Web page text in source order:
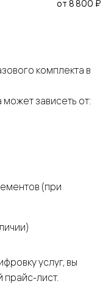
от 8 800 ₽
комплекта в
зависеть от:
(при
услуг, вы
прайс-лист.